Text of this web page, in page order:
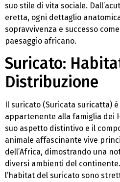
suo stile di vita sociale.
eretta, ogni dettaglio
sopravvivenza e successo
paesaggio africano.
Suricato:
Distribuzione
Il suricato (Suricata suricatta)
appartenente alla famiglia dei
suo aspetto distintivo e il
animale affascinante vive
dell’Africa, dimostrando una
diversi ambienti del
l’habitat del suricato sono